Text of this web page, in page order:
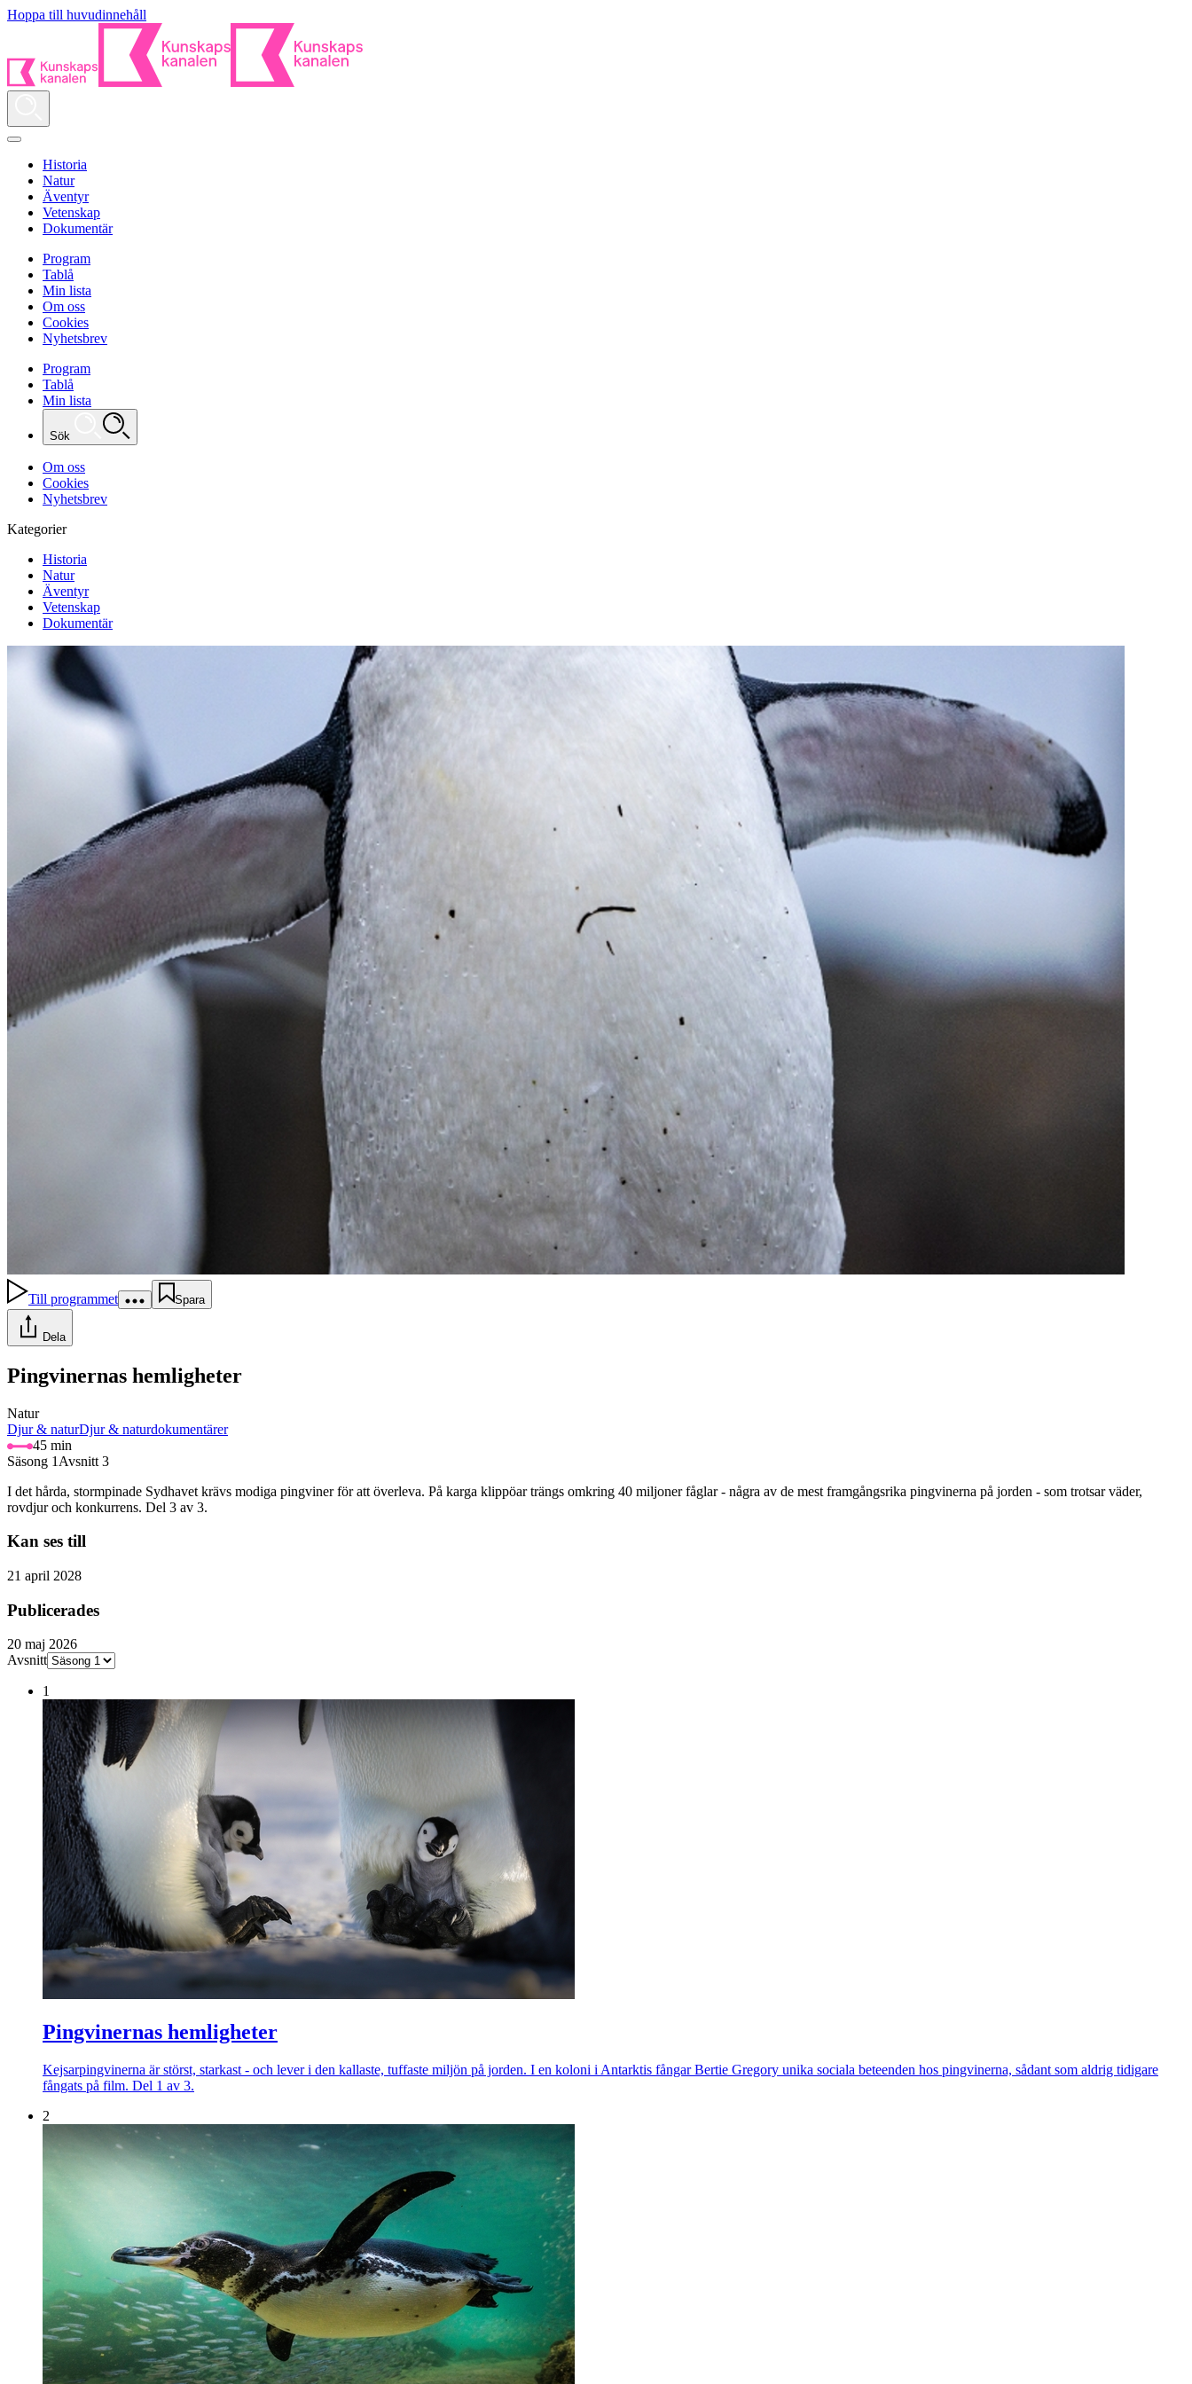
Hoppa till huvudinnehåll
Historia
Natur
Äventyr
Vetenskap
Dokumentär
Program
Tablå
Min lista
Om oss
Cookies
Nyhetsbrev
Program
Tablå
Min lista
Sök
Om oss
Cookies
Nyhetsbrev
Kategorier
Historia
Natur
Äventyr
Vetenskap
Dokumentär
Till programmet Spara
Dela
Pingvinernas hemligheter
Natur
Djur & naturDjur & naturdokumentärer
45 min
Säsong 1 Avsnitt 3
I det hårda, stormpinade Sydhavet krävs modiga pingviner för att överleva. På karga klippöar trängs omkring 40 miljoner fåglar - några av de mest framgångsrika pingvinerna på jorden - som trotsar väder,
rovdjur och konkurrens. Del 3 av 3.
Kan ses till
21 april 2028
Publicerades
20 maj 2026
Avsnitt
1
Pingvinernas hemligheter
Kejsarpingvinerna är störst, starkast - och lever i den kallaste, tuffaste miljön på jorden. I en koloni i Antarktis fångar Bertie Gregory unika sociala beteenden hos pingvinerna, sådant som aldrig tidigare
fångats på film. Del 1 av 3.
2